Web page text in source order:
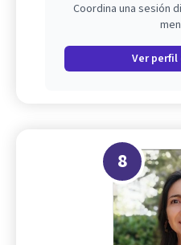
Coordina una sesión
Ver
8